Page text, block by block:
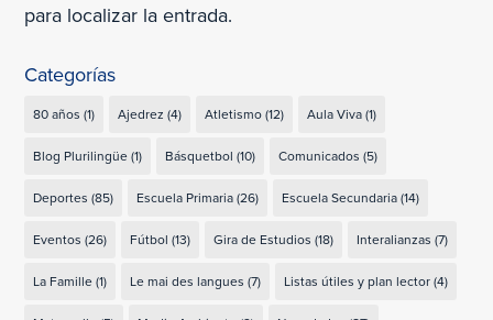
para localizar la entrada.
Categorías
80 años (1) Ajedrez (4) Atletismo(12) Aula Viva(1)
Blog Plurilingüe(1) Básquetbol (10) Comunicados (5)
Deportes (85) Escuela Primaria(26) Escuela Secundaria(14)
Eventos (26) Fútbol (13) Gira de Estudios (18) Interalianzas (7)
La Famille(1) Le mai des langues (7) Listas útiles y plan lector(4)